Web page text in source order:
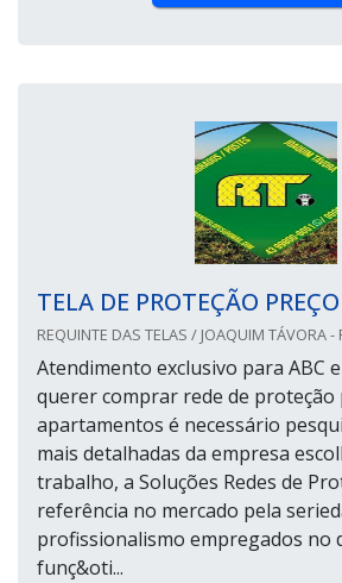
TELA DE PROTEÇÃO PREÇO
REQUINTE DAS TELAS / JOAQUIM TÁVORA -
Atendimento exclusivo para ABC
querer comprar rede de proteção
apartamentos é necessário
mais detalhadas da empresa
trabalho, a Soluções Redes de
referência no mercado pela
profissionalismo empregados no
funç&oti...